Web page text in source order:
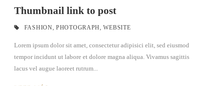
Thumbnail link to post
FASHION, PHOTOGRAPH, WEBSITE
Lorem ipsum dolor sit amet, consectetur adipisici elit, sed eiusmod
tempor incidunt ut labore et dolore magna aliqua. Vivamus sagittis
lacus vel augue laoreet rutrum...